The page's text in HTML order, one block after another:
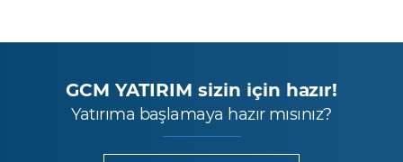
GCM YATIRIM sizin için hazır!
Yatırıma başlamaya hazır mısınız?